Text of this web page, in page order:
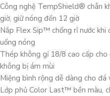
Công nghệ TempShield®️ chân
giờ, giữ nóng đến 12 giờ
Nắp Flex Sip™ chống rỉ nước
uống nóng
Thép không gỉ 18/8 cao cấp
không bị ám mùi
Miệng bình rộng dễ dàng cho đá
Lớp phủ Color Last™ bền màu,